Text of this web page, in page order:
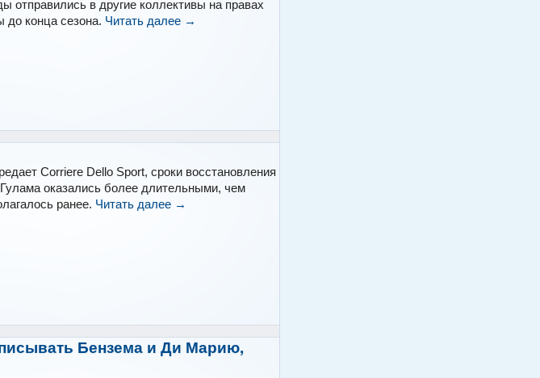
отправились в другие коллективы на правах
до конца сезона. Читать далее →
Corriere Dello Sport, сроки восстановления
оказались более длительными, чем
ранее. Читать далее →
Бензема и Ди Марию,